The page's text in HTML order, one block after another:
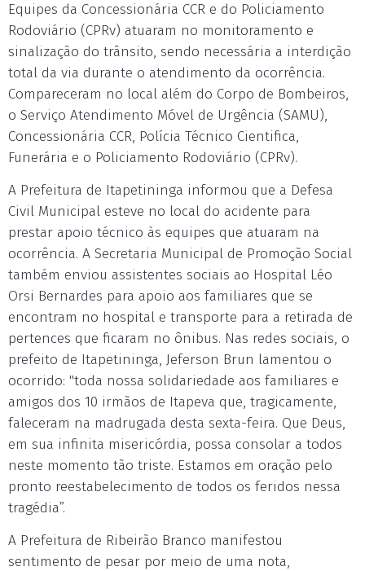
Equipes da Concessionária CCR e do Policiamento
Rodoviário (CPRv) atuaram no monitoramento e
sinalização do trânsito, sendo necessária a interdição
total da via durante o atendimento da ocorrência.
Compareceram no local além do Corpo de Bombeiros,
o Serviço Atendimento Móvel de Urgência (SAMU),
Concessionária CCR, Polícia Técnico Cientifica,
Funerária e o Policiamento Rodoviário (CPRv).
A Prefeitura de Itapetininga informou que a Defesa
Civil Municipal esteve no local do acidente para
prestar apoio técnico às equipes que atuaram na
ocorrência. A Secretaria Municipal de Promoção Social
também enviou assistentes sociais ao Hospital Léo
Orsi Bernardes para apoio aos familiares que se
encontram no hospital e transporte para a retirada de
pertences que ficaram no ônibus. Nas redes sociais, o
prefeito de Itapetininga, Jeferson Brun lamentou o
ocorrido: "toda nossa solidariedade aos familiares e
amigos dos 10 irmãos de Itapeva que, tragicamente,
faleceram na madrugada desta sexta-feira. Que Deus,
em sua infinita misericórdia, possa consolar a todos
neste momento tão triste. Estamos em oração pelo
pronto reestabelecimento de todos os feridos nessa
tragédia”.
A Prefeitura de Ribeirão Branco manifestou
sentimento de pesar por meio de uma nota,